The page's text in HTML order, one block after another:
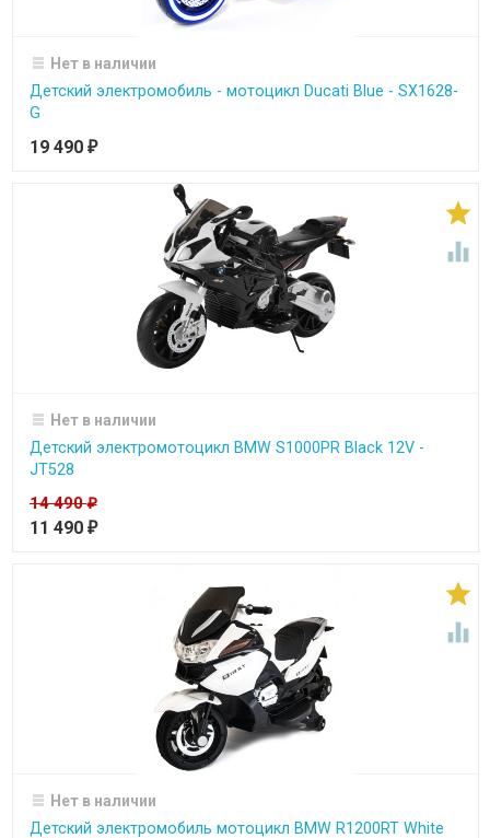
Нет в наличии
Детский электромобиль - мотоцикл Ducati Blue - SX1628-
G
19 490 ₽


Нет в наличии
Детский электромотоцикл BMW S1000PR Black 12V -
JT528
14 490₽
11 490 ₽


Нет в наличии
Детский электромобиль мотоцикл BMW R1200RT White